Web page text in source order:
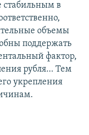
стабильным в
объемы
поддержать
фактор,
рубля… Тем
укрепления